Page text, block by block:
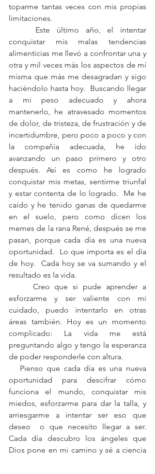
toparme tantas veces con mis propias
limitaciones.
conquistar mis malas tendencias
alimenticias me llevó a confrontar una y
otra y mil veces más los aspectos de mí
misma que más me desagradan y sigo
haciéndolo hasta hoy.  Buscando llegar
a mi peso adecuado y ahora
mantenerlo, he atravesado momentos
de dolor, de tristeza, de frustración y de
incertidumbre, pero poco a poco y con
la compañía adecuada, he ido
avanzando un paso primero y otro
después. Así es como he logrado
conquistar mis metas, sentirme triunfal
y estar contenta de lo logrado.  Me he
caído y he tenido ganas de quedarme
en el suelo, pero como dicen los
memes de la rana René, después se me
pasan, porque cada día es una nueva
oportunidad.  Lo que importa es el día
de hoy.  Cada hoy se va sumando y el
resultado es la vida.
esforzarme y ser valiente con mi
cuidado, puedo intentarlo en otras
áreas también. Hoy es un momento
complicado: La vida me está
preguntando algo y tengo la esperanza
de poder responderle con altura.
oportunidad para descifrar cómo
funciona el mundo, conquistar mis
miedos, esforzarme para dar la talla, y
arriesgarme a intentar ser eso que
deseo  o que necesito llegar a ser.
Cada día descubro los ángeles que
Dios pone en mi camino y sé a ciencia